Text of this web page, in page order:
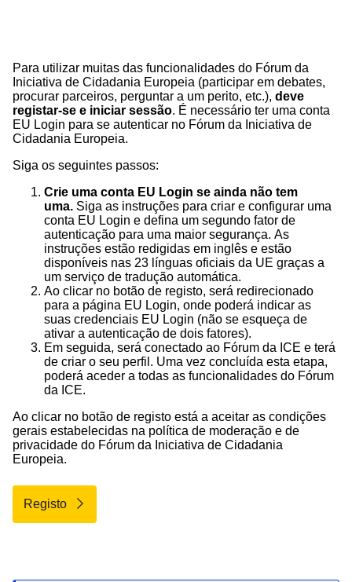
Para utilizar muitas das funcionalidades do Fórum da
Iniciativa de Cidadania Europeia (participar em debates,
procurar parceiros, perguntar a um perito, etc.), deve
registar-se e iniciar sessão. É necessário ter uma conta
EU Login para se autenticar no Fórum da Iniciativa de
Cidadania Europeia.
Siga os seguintes passos:
Crie uma conta EU Login se ainda não tem
uma. Siga as instruções para criar e configurar uma
conta EU Login e defina um segundo fator de
autenticação para uma maior segurança. As
instruções estão redigidas em inglês e estão
disponíveis nas 23 línguas oficiais da UE graças a
um serviço de tradução automática.
Ao clicar no botão de registo, será redirecionado
para a página EU Login, onde poderá indicar as
suas credenciais EU Login (não se esqueça de
ativar a autenticação de dois fatores).
Em seguida, será conectado ao Fórum da ICE e terá
de criar o seu perfil. Uma vez concluída esta etapa,
poderá aceder a todas as funcionalidades do Fórum
da ICE.
Ao clicar no botão de registo está a aceitar as condições
gerais estabelecidas na política de moderação e de
privacidade do Fórum da Iniciativa de Cidadania
Europeia.
Registo